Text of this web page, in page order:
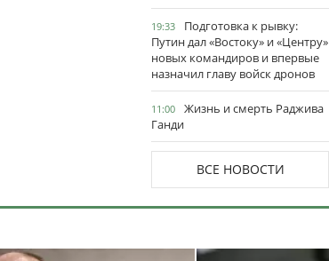
19:33
Подготовка к рывку:
Путин дал «Востоку» и «Центру»
новых командиров и впервые
назначил главу войск дронов
11:00
Жизнь и смерть Раджива
Ганди
ВСЕ НОВОСТИ